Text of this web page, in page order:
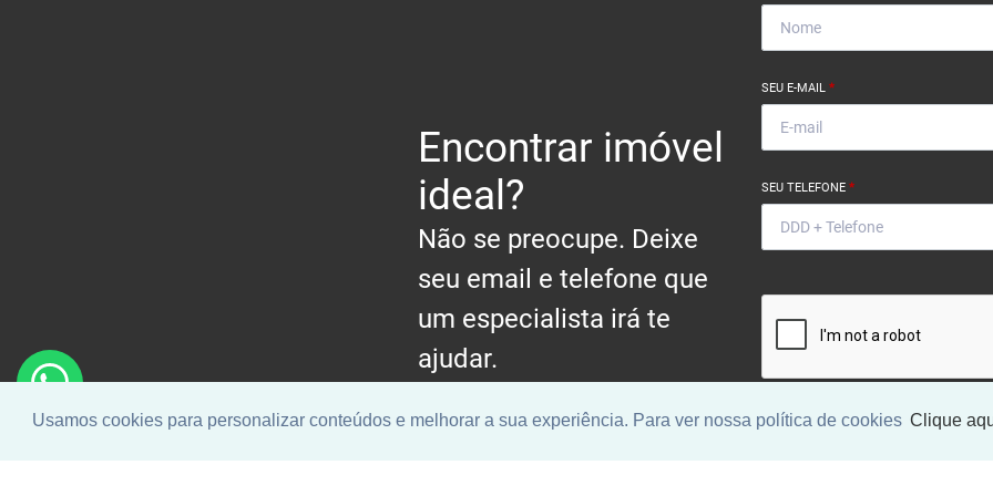
Usamos cookies para personalizar conteúdos e melhorar a sua experiência. Para ver nossa política de cookies Clique
Encontrar imóvel
ideal?
Não se preocupe. Deixe
seu email e telefone que
um especialista irá te
ajudar.
SEU E-MAIL *
SEU TELEFONE *